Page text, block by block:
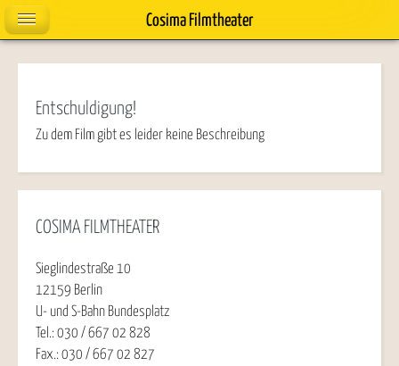
COSIMA FILMTHEATER
Sieglindestraße 10
12159 Berlin
U- und S-Bahn Bundesplatz
Tel.: 030 / 667 02 828
Fax.: 030 / 667 02 827
Entschuldigung!
Zu dem Film gibt es leider keine Beschreibung
Cosima Filmtheater